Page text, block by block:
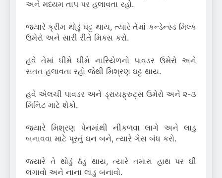
અને મધ્યમ તાપ પર હલાવતા રહો.
જ્યારે ક્રીમ થોડું ઘટ્ટ થાય, ત્યારે તેમાં કન્ડેન્સ્ડ મિલ્ક
ઉમેરો અને સારી રીતે મિક્સ કરો.
હવે તેમાં ધીમે ધીમે નારિયેળનો પાવડર ઉમેરો અને
સતત હલાવતા રહો જેથી મિશ્રણ ઘટ્ટ થાય.
હવે એલચી પાવડર અને ડ્રાયફ્રુટ્સ ઉમેરો અને ૨-૩
મિનિટ માટે શેકો.
જ્યારે મિશ્રણ પેનમાંથી નીકળવા લાગે અને લાડુ
બનાવવા માટે પૂરતું ઘન બને, ત્યારે ગેસ બંધ કરો.
જ્યારે તે થોડું ઠંડુ થાય, ત્યારે તમારા હાથ પર ઘી
લગાવો અને નાના લાડુ બનાવો.